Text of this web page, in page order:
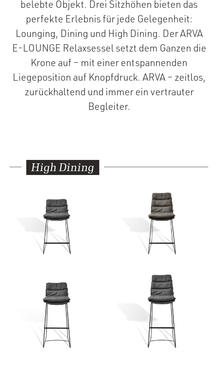
belebte Objekt. Drei Sitzhöhen bieten das
perfekte Erlebnis für jede Gelegenheit:
Lounging, Dining und High Dining. Der ARVA
E-LOUNGE Relaxsessel setzt dem Ganzen die
Krone auf – mit einer entspannenden
Liegeposition auf Knopfdruck. ARVA – zeitlos,
zurückhaltend und immer ein vertrauter
Begleiter.
High Dining